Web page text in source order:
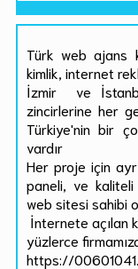
Türk web ajans
kimlik, internet
İzmir ve
zincirlerine her
Türkiye'nin bir
vardır
Her proje için
paneli, ve
web sitesi sahibi
İnternete açılan
yüzlerce
https://